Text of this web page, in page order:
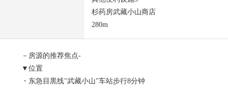
杉药房武藏小山商店
280m
－房源的推荐焦点-
▼位置
・东急目黒线"武藏小山"车站步行8分钟